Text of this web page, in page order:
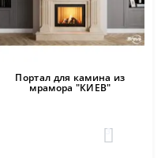
Портал для камина из
мрамора "КИЕВ"
3